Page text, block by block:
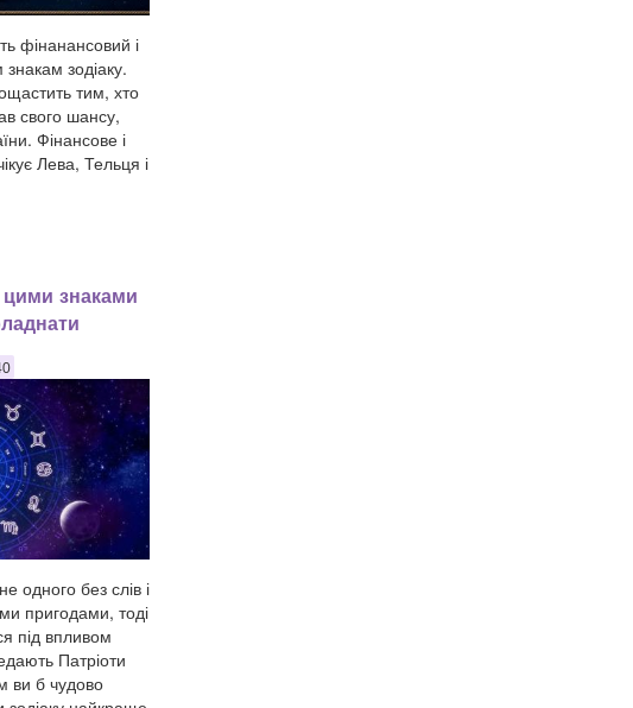
фінанансовий і
зодіаку.
тим, хто
свого шансу,
Фінансове і
Лева, Тельця і
цими знаками
одного без слів і
пригодами, тоді
під впливом
Патріоти
ви б чудово